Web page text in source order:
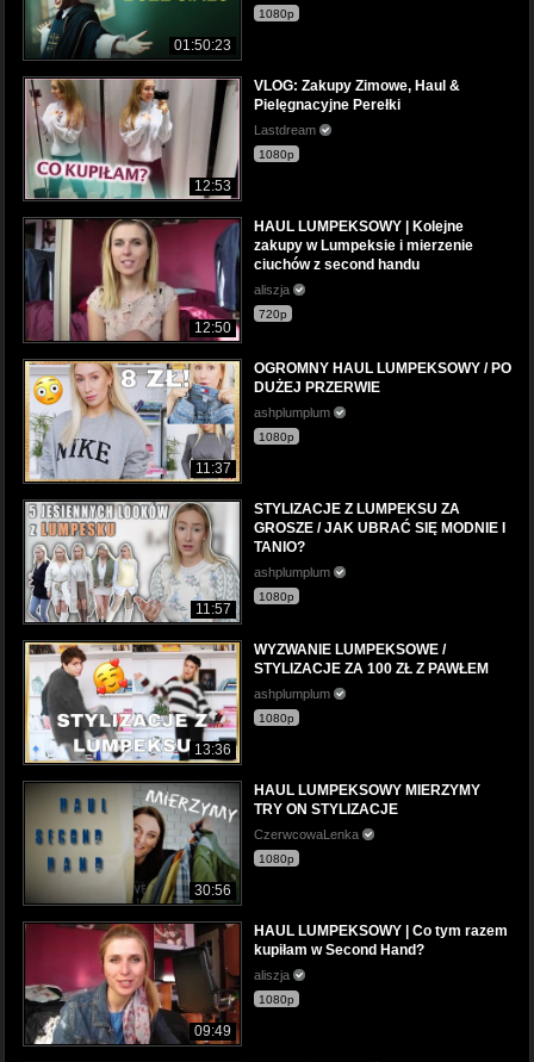
01:50:23
1080p
12:53
VLOG: Zakupy Zimowe, Haul &
Pielęgnacyjne Perełki
Lastdream
1080p
12:50
HAUL LUMPEKSOWY | Kolejne
zakupy w Lumpeksie i mierzenie
ciuchów z second handu
aliszja
720p
11:37
OGROMNY HAUL LUMPEKSOWY / PO
DUŻEJ PRZERWIE
ashplumplum
1080p
11:57
STYLIZACJE Z LUMPEKSU ZA
GROSZE / JAK UBRAĆ SIĘ MODNIE I
TANIO?
ashplumplum
1080p
13:36
WYZWANIE LUMPEKSOWE /
STYLIZACJE ZA 100 ZŁ Z PAWŁEM
ashplumplum
1080p
30:56
HAUL LUMPEKSOWY MIERZYMY
TRY ON STYLIZACJE
CzerwcowaLenka
1080p
09:49
HAUL LUMPEKSOWY | Co tym razem
kupiłam w Second Hand?
aliszja
1080p